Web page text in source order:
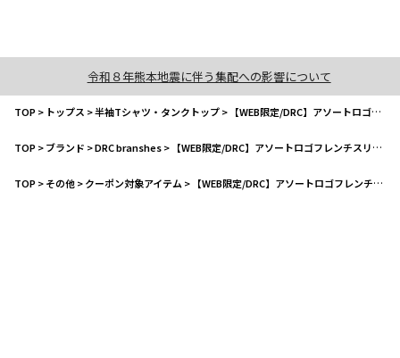
令和８年熊本地震に伴う集配への影響について
TOP> トップス >半袖Tシャツ・タンクトップ> 【WEB限定/DRC】アソートロゴフレンチスリーブトップス
TOP>ブランド >DRC branshes> 【WEB限定/DRC】アソートロゴフレンチスリーブトップス
TOP>その他>クーポン対象アイテム > 【WEB限定/DRC】アソートロゴフレンチスリーブトップス